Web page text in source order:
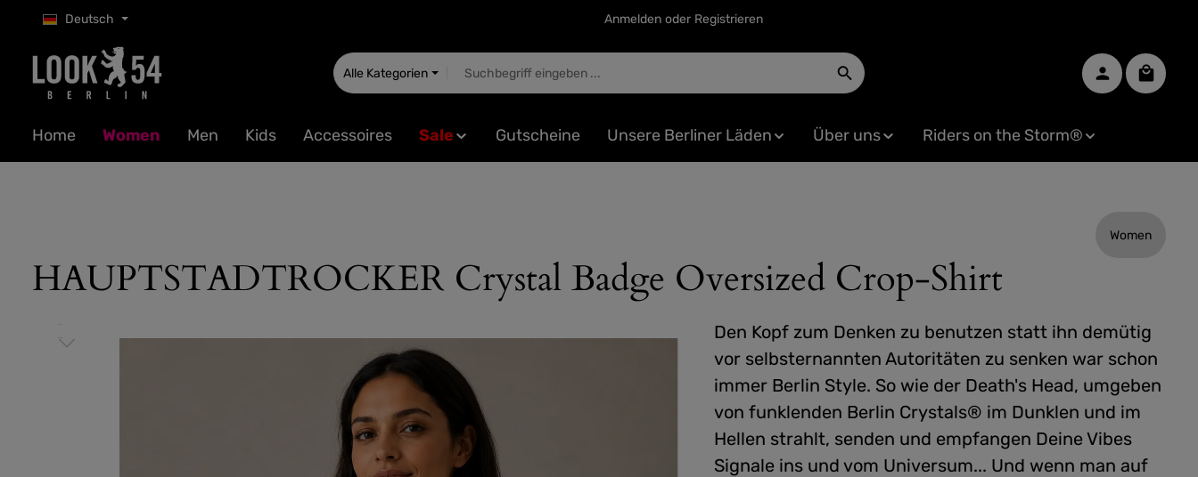
Hauptinhalt springen
Zur Suche springen
Zur Hauptnavigation springen Anmelden oder Registrieren
Deutsch
Alle Kategorien
Home Women Men Kids Accessoires Sale Gutscheine Unsere Berliner Läden Über uns Riders on the Storm®
Women
HAUPTSTADTROCKER Crystal Badge Oversized Crop-Shirt
Den Kopf zum Denken zu benutzen statt ihn demütig
vor selbsternannten Autoritäten zu senken war schon
immer Berlin Style. So wie der Death's Head, umgeben
von funklenden Berlin Crystals® im Dunklen und im
Hellen strahlt, senden und empfangen Deine Vibes
Signale ins und vom Universum... Und wenn man auf